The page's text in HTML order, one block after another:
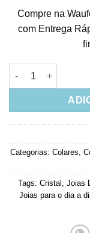
Compre na
com Entrega
Colar Luxo
Categorias: Colares,
Tags: Cristal , Joias
Joias para o dia a